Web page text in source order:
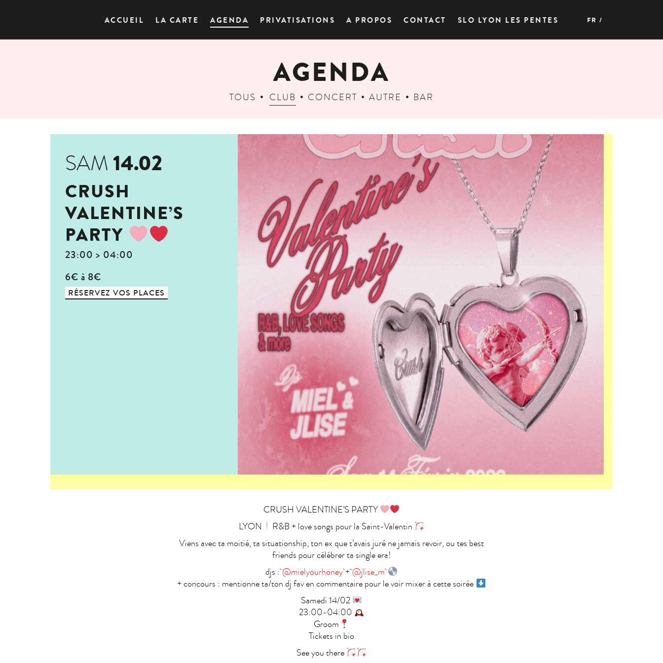
ACCUEIL LA CARTE AGENDA PRIVATISATIONS A PROPOS CONTACT SLO LYON LES PENTES FR
AGENDA
TOUS CLUB CONCERT AUTRE BAR
SAM 14.02
CRUSH
VALENTINE’S
PARTY
23:00 > 04:00
6€ à 8€
RÉSERVEZ VOS PLACES
CRUSH VALENTINE’S PARTY
LYON
R&B + love songs pour la Saint-Valentin
Viens avec ta moitié, ta situationship, ton ex que t’avais juré ne jamais revoir, ou tes best
friends pour célébrer ta single era!
djs :@mielyourhoney+@jlise_m
+ concours : mentionne ta/ton dj fav en commentaire pour le voir mixer à cette soirée
Samedi 14/02
23:00-04:00
Groom
Tickets in bio
See you there